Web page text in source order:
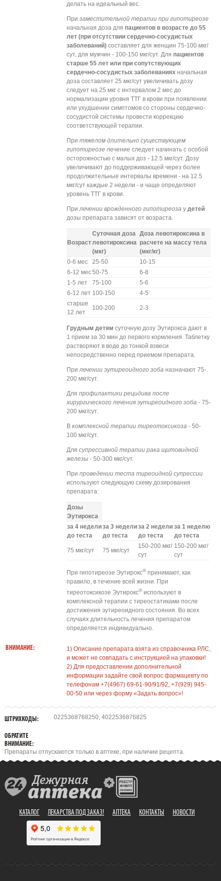
делать на идеальный вес.
При заместительной терапии при гипотиреозе
начальная доза для пациентов в возрасте до 55
лет (при отсутствии сердечно-сосудистых
заболеваний)составляет для женщин 75-100 мкг/
сут, для мужчин - 100-150 мкг/сут. Для пациентов
старше 55 лет или при сопутствующих
сердечно-сосудистых заболеванияхначальная
доза составляет 25 мкг/сут увеличивать дозу
следует на 25 мкг с интервалом 2 мес до
нормализации уровня ТТГ в крови при появлении
или ухудшении симптомов со стороны сердечно-
сосудистой системы провести коррекцию
соответствующей терапии.
При тяжелом длительно существующем
гипотиреозелечение следует начинать с особой
осторожностью с малых доз - 12.5 мкг/сут. Дозу
увеличивают до поддерживающей через более
продолжительные интервалы времени - на 12.5
мкг/сут каждые 2 недели - и чаще определяют
уровень ТТГ в крови.
Прилечении врожденного гипотиреоза у детей
дозы препарата зависят от возраста.
Возраст
Суточная доза
левотироксина
(мкг)
Доза левотироксина в
расчете на массу тела
(мкг/кг)
0-6 мес
25-50
10-15
6-12 мес50-75
6-8
1-5 лет
75-100
5-6
6-12 лет 100-150
4-5
старше
12 лет
100-200 2-3
Грудным детям суточную дозу Эутирокса дают в
1 прием за 30 мин до первого кормления. Таблетку
растворяют в воде до тонкой взвеси
непосредственно перед приемом препарата.
Прилечении эутиреоидного зоба назначают 75-
200 мкг/сут.
Для профилактики рецидива после
хирургического лечения эутиреоидного зоба - 75-
200 мкг/сут.
В комплексной терапии тиреотоксикоза - 50-
100 мкг/сут.
Для супрессивной терапии рака щитовидной
железы- 50-300 мкг/сут.
При проведении теста тиреоидной супрессии
используют следующую схему дозирования
препарата:
Дозы
Эутирокса
за 4 недели
до теста
за 3 недели
до теста
за 2 недели
до теста
за 1 неделю
до теста
75 мкг/сут 75 мкг/сут
150-200 мкг/
сут
150-200 мкг/
сут
При гипотиреозе Эутирокс®принимают, как
правило, в течение всей жизни. При
тиреотоксикозе Эутирокс®используют в
комплексной терапии с тиреостатиками после
достижения эутиреоидного состояния. Во всех
случаях длительность лечения препаратом
определяется индивидуально.
ВНИМАНИЕ:
1) Описание препарата взята из справочника РЛС,
и может не совпадать с инструкцией на упаковки!
2) Для предоставлении дополнительной
информации задайте свой вопрос фармацевту по
телефонам +7(4967) 69-61-90/91/92, +7(929) 945-
00-50 или через форму «Задать вопрос»!
ШТРИХКОДЫ: 0225368768250, 4022536876825
ОБРАТИТЕ
ВНИМАНИЕ:
Препараты отпускаются только в аптеке, при наличии рецепта.
КАТАЛОГ ЛЕКАРСТВА ПОД ЗАКАЗ! АПТЕКА КОНТАКТЫ НОВОСТИ